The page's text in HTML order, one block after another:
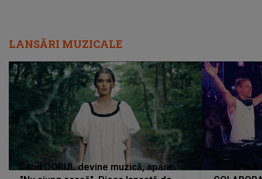
LANSĂRI MUZICALE
Când DORUL devine muzică, apare